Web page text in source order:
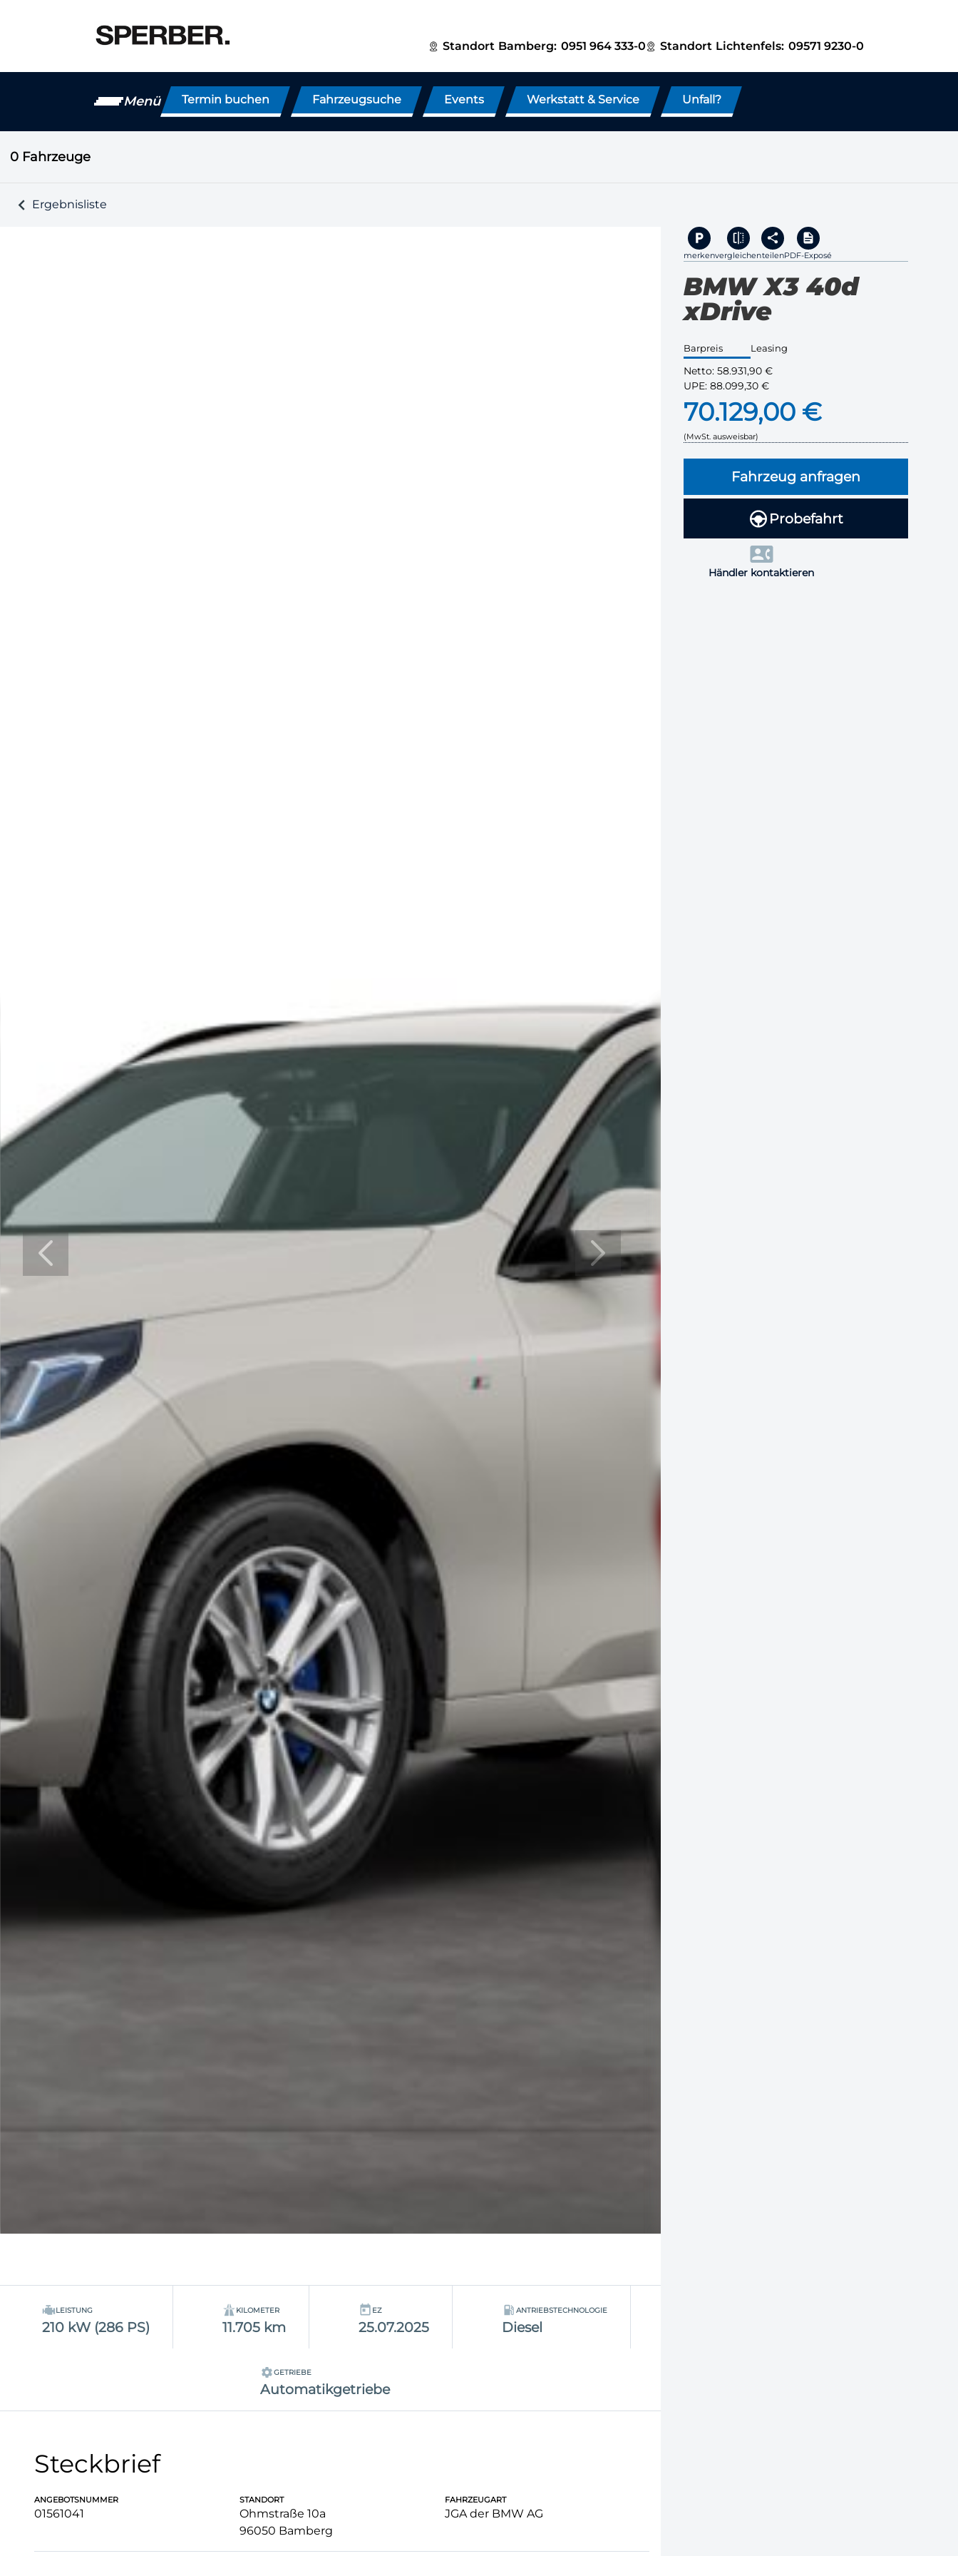
Standort Bamberg: 0951 964 333-0 Standort Lichtenfels: 09571 9230-0
Menü Termin buchen Fahrzeugsuche Events Werkstatt & Service Unfall?
0 Fahrzeuge
Ergebnisliste
LEISTUNG
210 kW (286 PS)
KILOMETER
11.705 km
EZ
25.07.2025
ANTRIEBSTECHNOLOGIE
Diesel
GETRIEBE
Automatikgetriebe
Steckbrief
ANGEBOTSNUMMER
01561041
STANDORT
Ohmstraße 10a
96050 Bamberg
FAHRZEUGART
JGA der BMW AG
merkenvergleichenteilenPDF-Exposé
BMW X3 40d
xDrive
Barpreis Leasing
Netto:58.931,90 €
UPE:88.099,30 €
70.129,00 €
(MwSt. ausweisbar)
Fahrzeug anfragen
Probefahrt
Händler kontaktieren